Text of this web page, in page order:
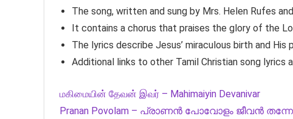
The song, written and sung by Mrs. Helen Rufes
It contains a chorus that praises the glory of the
The lyrics describe Jesus’ miraculous birth and His
Additional links to other Tamil Christian song
மகிமையின் தேவன் இவர் – Mahimaiyin Devanivar
Pranan Povolam – പ്രാണൻ പോവോളം ജീവൻ